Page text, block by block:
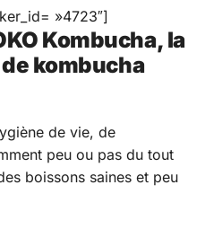
»4723″]
Kombucha, la
kombucha
de vie, de
peu ou pas du tout
boissons saines et peu